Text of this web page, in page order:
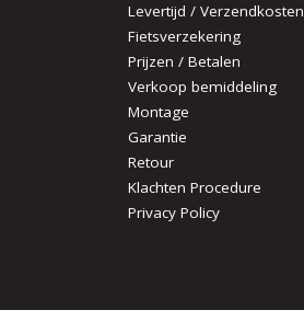
Levertijd / Verzendkosten
Fietsverzekering
Prijzen / Betalen
Verkoop bemiddeling
Montage
Garantie
Retour
Klachten Procedure
Privacy Policy